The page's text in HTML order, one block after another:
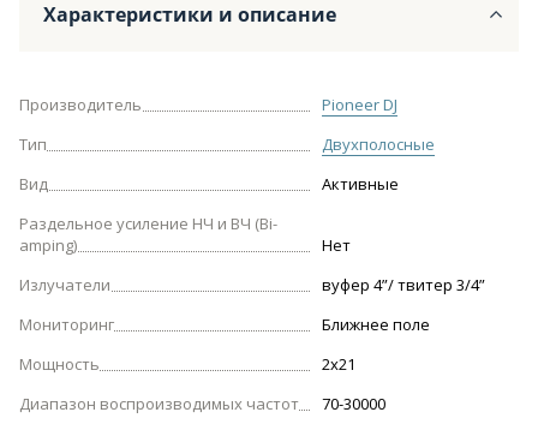
Характеристики и описание
Производитель
Pioneer DJ
Тип
Двухполосные
Вид
Активные
Раздельное усиление НЧ и ВЧ (Bi-
amping)
Нет
Излучатели
вуфер 4”/ твитер 3/4”
Мониторинг
Ближнее поле
Мощность
2х21
Диапазон воспроизводимых частот
70-30000